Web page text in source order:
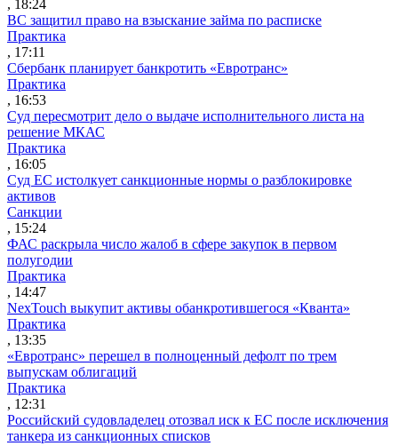
, 18:24
ВС защитил право на взыскание займа по расписке
Практика
, 17:11
Сбербанк планирует банкротить «Евротранс»
Практика
, 16:53
Суд пересмотрит дело о выдаче исполнительного листа на
решение МКАС
Практика
, 16:05
Суд ЕС истолкует санкционные нормы о разблокировке
активов
Санкции
, 15:24
ФАС раскрыла число жалоб в сфере закупок в первом
полугодии
Практика
, 14:47
NexTouch выкупит активы обанкротившегося «Кванта»
Практика
, 13:35
«Евротранс» перешел в полноценный дефолт по трем
выпускам облигаций
Практика
, 12:31
Российский судовладелец отозвал иск к ЕС после исключения
танкера из санкционных списков